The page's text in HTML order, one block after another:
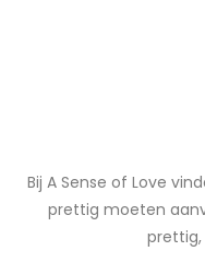
Bij A Sense of Love
prettig moeten